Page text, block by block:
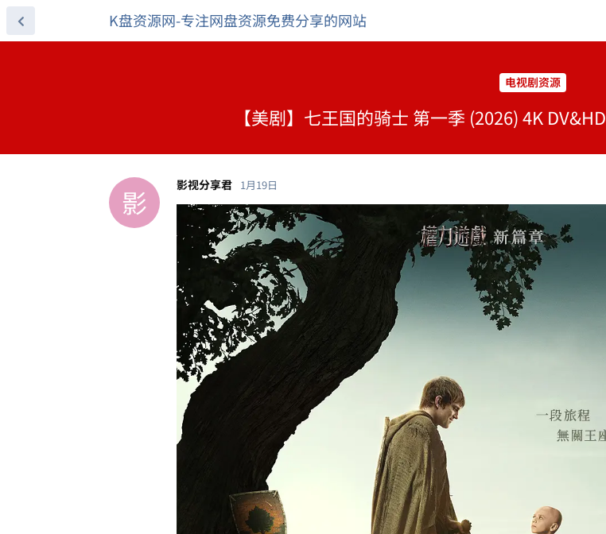
K盘资源网-专注网盘资源免费分享的网站
电视剧资源
【美剧】七王国的骑士 第一季 (2026) 4K
影 影视分享君 1月19日